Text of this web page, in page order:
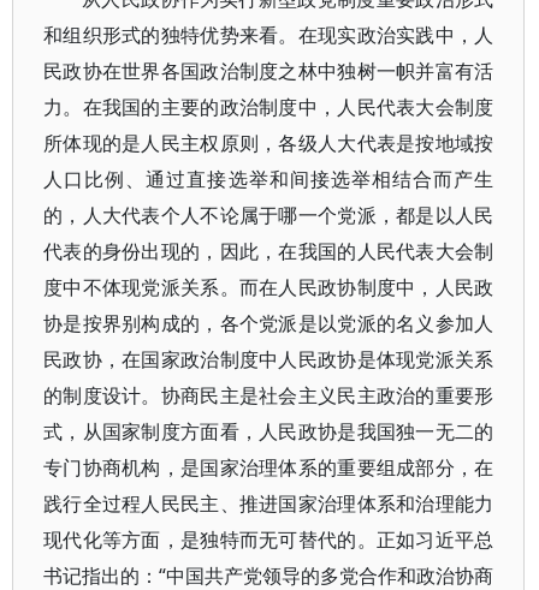
和组织形式的独特优势来看。在现实政治实践中，人
民政协在世界各国政治制度之林中独树一帜并富有活
力。在我国的主要的政治制度中，人民代表大会制度
所体现的是人民主权原则，各级人大代表是按地域按
人口比例、通过直接选举和间接选举相结合而产生
的，人大代表个人不论属于哪一个党派，都是以人民
代表的身份出现的，因此，在我国的人民代表大会制
度中不体现党派关系。而在人民政协制度中，人民政
协是按界别构成的，各个党派是以党派的名义参加人
民政协，在国家政治制度中人民政协是体现党派关系
的制度设计。协商民主是社会主义民主政治的重要形
式，从国家制度方面看，人民政协是我国独一无二的
专门协商机构，是国家治理体系的重要组成部分，在
践行全过程人民民主、推进国家治理体系和治理能力
现代化等方面，是独特而无可替代的。正如习近平总
书记指出的：“中国共产党领导的多党合作和政治协商